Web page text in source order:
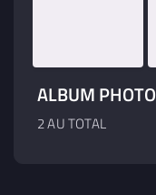
ALBUM PHOTO
2 AU TOTAL